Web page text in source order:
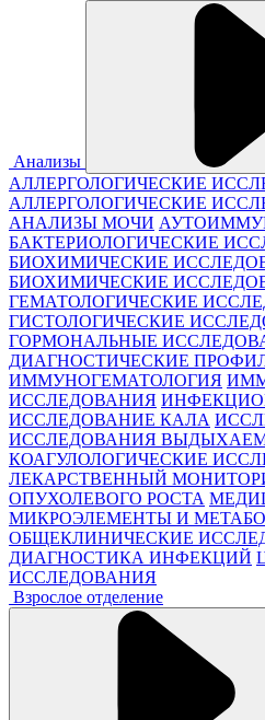
Анализы
АЛЛЕРГОЛОГИЧЕСКИЕ
АЛЛЕРГОЛОГИЧЕСКИЕ
АНАЛИЗЫ МОЧИ
БАКТЕРИОЛОГИЧЕСКИЕ
БИОХИМИЧЕСКИЕ
БИОХИМИЧЕСКИЕ
ГЕМАТОЛОГИЧЕСКИЕ
ГИСТОЛОГИЧЕСКИЕ
ГОРМОНАЛЬНЫЕ
ДИАГНОСТИЧЕСКИЕ
ИММУНОГЕМАТОЛОГИЯ
ИССЛЕДОВАНИЯ
ИССЛЕДОВАНИЕ КАЛА
ИССЛЕДОВАНИЯ
КОАГУЛОЛОГИЧЕСКИЕ
ЛЕКАРСТВЕННЫЙ
ОПУХОЛЕВОГО РОСТА
МИКРОЭЛЕМЕНТЫ И
ОБЩЕКЛИНИЧЕСКИЕ
ДИАГНОСТИКА ИНФЕКЦИЙ
ИССЛЕДОВАНИЯ
Взрослое отделение